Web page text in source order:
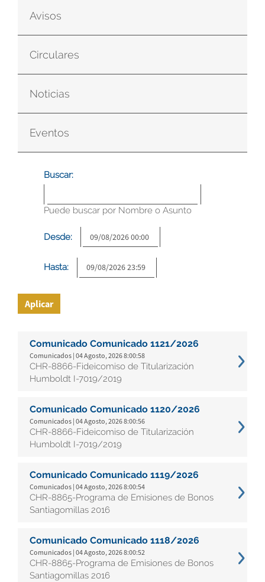
Avisos
Circulares
Noticias
Eventos
Buscar:
Puede buscar por Nombre o Asunto
Desde:
Hasta:
Aplicar
Comunicado Comunicado 1121/2026
Comunicados | 04 Agosto, 2026 8:00:58
CHR-8866-Fideicomiso de Titularización
Humboldt I-7019/2019
Comunicado Comunicado 1120/2026
Comunicados | 04 Agosto, 2026 8:00:56
CHR-8866-Fideicomiso de Titularización
Humboldt I-7019/2019
Comunicado Comunicado 1119/2026
Comunicados | 04 Agosto, 2026 8:00:54
CHR-8865-Programa de Emisiones de Bonos
Santiagomillas 2016
Comunicado Comunicado 1118/2026
Comunicados | 04 Agosto, 2026 8:00:52
CHR-8865-Programa de Emisiones de Bonos
Santiagomillas 2016